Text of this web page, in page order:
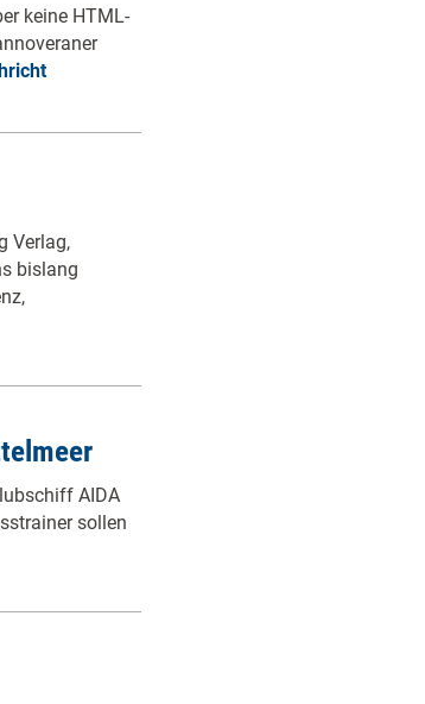
keine HTML-
Verlag,
bislang
AIDA
sollen